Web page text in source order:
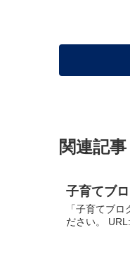
関連記事
子育てブ
「子育てブ
ださい。